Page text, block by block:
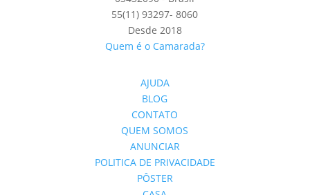
55(11) 93297- 8060
Desde 2018
Quem é o Camarada?
AJUDA
BLOG
CONTATO
QUEM SOMOS
ANUNCIAR
POLITICA DE PRIVACIDADE
PÔSTER